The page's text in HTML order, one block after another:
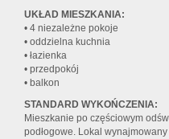
UKŁAD MIESZKANIA:
• 4 niezależne pokoje
• oddzielna kuchnia
• łazienka
• przedpokój
• balkon
STANDARD WYKOŃCZENIA:
Mieszkanie po częściowym
podłogowe. Lokal